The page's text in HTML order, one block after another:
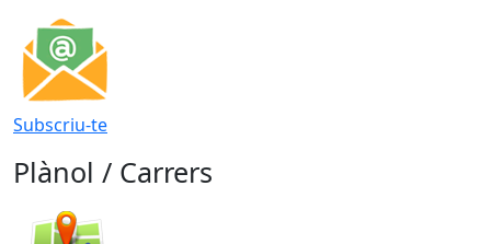
Subscriu-te
Plànol / Carrers